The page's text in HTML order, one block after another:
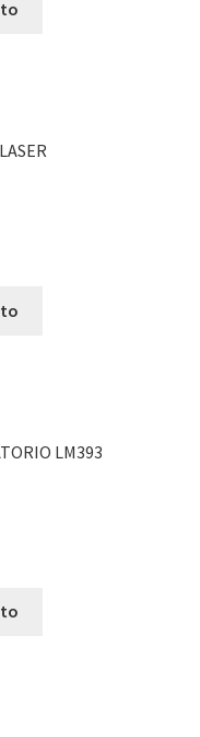
LM393